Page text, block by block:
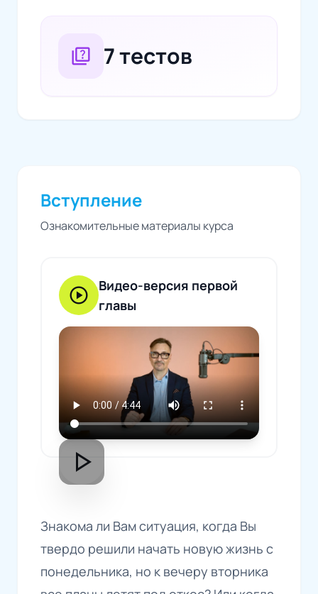
quiz 7 тестов
Вступление
Ознакомительные материалы курса
play_circle
Видео-версия первой
главы
play_arrow
Знакома ли Вам ситуация, когда Вы
твердо решили начать новую жизнь с
понедельника, но к вечеру вторника